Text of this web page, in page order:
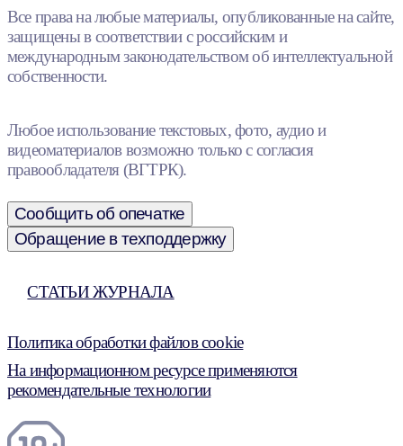
Все права на любые материалы, опубликованные на сайте,
защищены в соответствии с российским и
международным законодательством об интеллектуальной
собственности.
Любое использование текстовых, фото, аудио и
видеоматериалов возможно только с согласия
правообладателя (ВГТРК).
Сообщить об опечатке
Обращение в техподдержку
СТАТЬИ ЖУРНАЛА
Политика обработки файлов cookie
На информационном ресурсе применяются
рекомендательные технологии